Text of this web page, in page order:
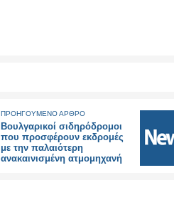
ΠΡΟΗΓΟΥΜΕΝΟ ΑΡΘΡΟ
Βουλγαρικοί σιδηρόδρομοι
που προσφέρουν εκδρομές
με την παλαιότερη
ανακαινισμένη ατμομηχανή